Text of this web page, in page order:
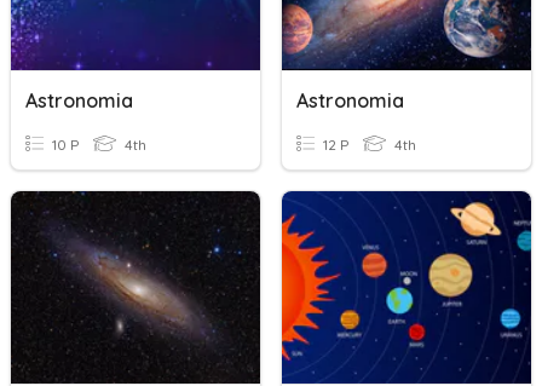
Astronomia
10 P 4th
Astronomia
12 P 4th